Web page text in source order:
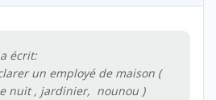
a écrit:
un employé de maison (
nuit , jardinier, nounou )